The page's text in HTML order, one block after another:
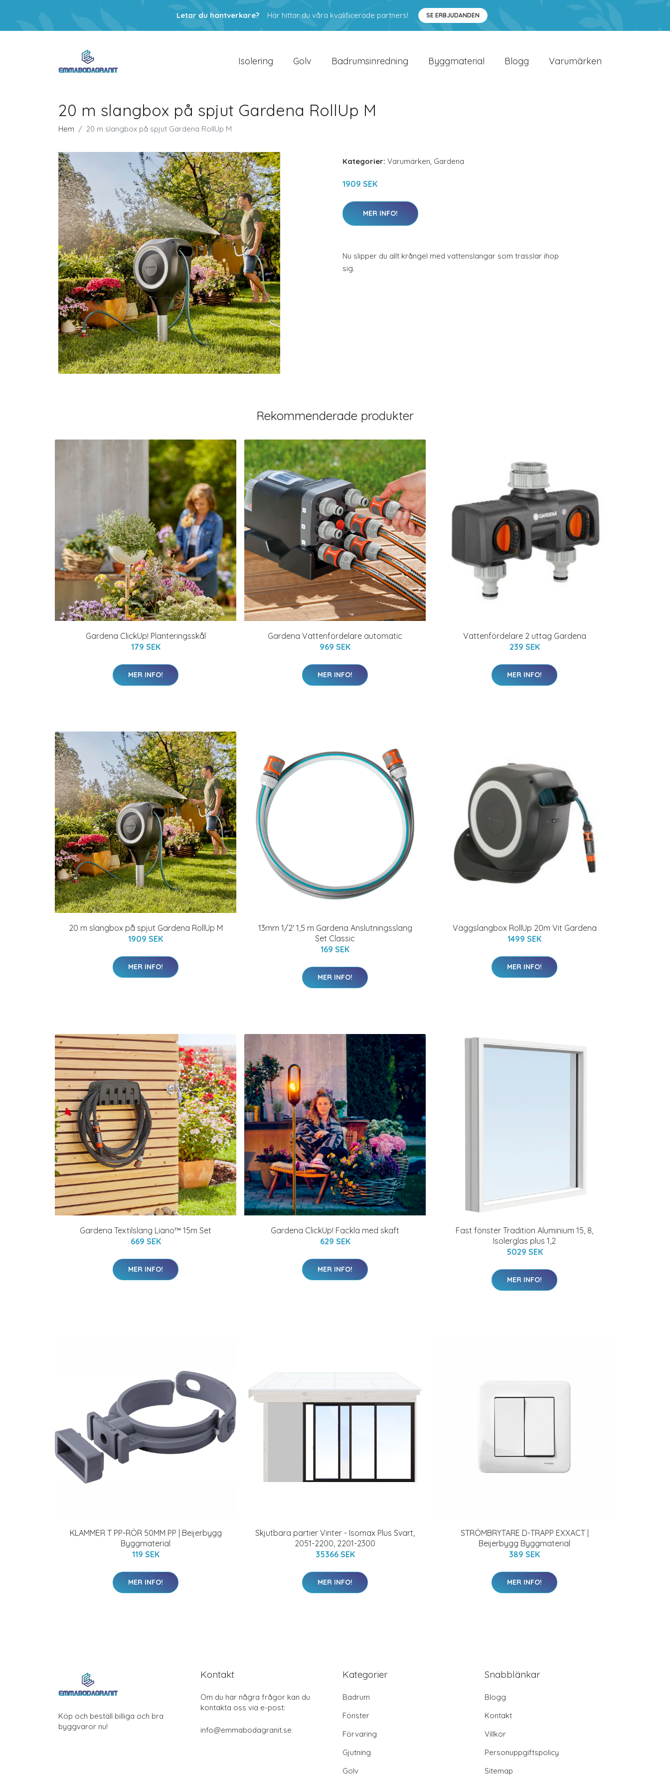
Letar du hantverkare? Här hittar du våra kvalificerade partners! SE ERBJUDANDEN
Isolering Golv Badrumsinredning Byggmaterial Blogg Varumärken
20 m slangbox på spjut Gardena RollUp M
Hem 20 m slangbox på spjut Gardena RollUp M
Kategorier: Varumärken, Gardena
1909 SEK
MER INFO!
Nu slipper du allt krångel med vattenslangar som trasslar ihop
sig.
Rekommenderade produkter
Gardena ClickUp! Planteringsskål
179 SEK
MER INFO!
Gardena Vattenfördelare automatic
969 SEK
MER INFO!
Vattenfördelare 2 uttag Gardena
239 SEK
MER INFO!
20 m slangbox på spjut Gardena RollUp M
1909 SEK
MER INFO!
13mm 1/2' 1,5 m Gardena Anslutningsslang
Set Classic
169 SEK
MER INFO!
Väggslangbox RollUp 20m Vit Gardena
1499 SEK
MER INFO!
Gardena Textilslang Liano™ 15m Set
669 SEK
MER INFO!
Gardena ClickUp! Fackla med skaft
629 SEK
MER INFO!
Fast fönster Tradition Aluminium 15, 8,
Isolerglas plus 1,2
5029 SEK
MER INFO!
KLAMMER T PP-RÖR 50MM PP | Beijerbygg
Byggmaterial
119 SEK
MER INFO!
Skjutbara partier Vinter - Isomax Plus Svart,
2051-2200, 2201-2300
35366 SEK
MER INFO!
STRÖMBRYTARE D-TRAPP EXXACT |
Beijerbygg Byggmaterial
389 SEK
MER INFO!
Köp och beställ billiga och bra
byggvaror nu!
Kontakt
Om du har några frågor kan du
kontakta oss via e-post:
info@emmabodagranit.se
Kategorier
Badrum
Fönster
Förvaring
Gjutning
Golv
Snabblänkar
Blogg
Kontakt
Villkor
Personuppgiftspolicy
Sitemap